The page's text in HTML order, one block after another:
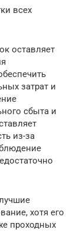
всех
оставляет
затрат и
сбыта и
из-за
хотя его
проходных